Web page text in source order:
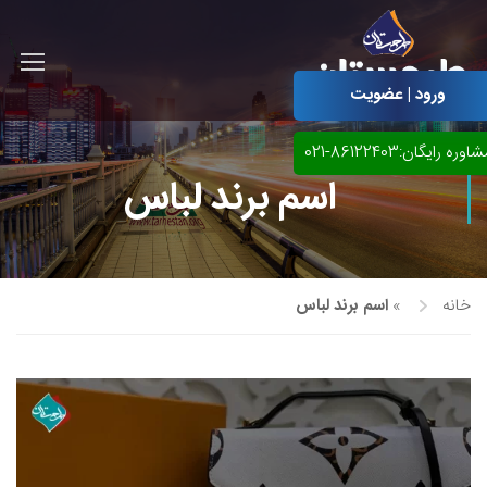
آموزش مجازی طراحی لباس
آموزش مجازی گرافیک
نقاشی پاستل
ورود | عضویت
رایگان:86122403-021
اسم برند لباس
خانه » اسم برند لباس